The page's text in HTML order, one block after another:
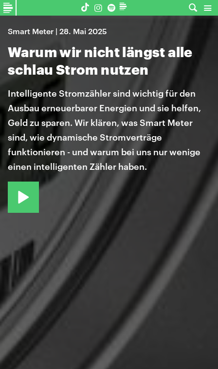
Smart Meter | 28. Mai 2025
Warum wir nicht längst alle
schlau Strom nutzen
Intelligente Stromzähler sind wichtig für den
Ausbau erneuerbarer Energien und sie helfen,
Geld zu sparen. Wir klären, was Smart Meter
sind, wie dynamische Stromverträge
funktionieren - und warum bei uns nur wenige
einen intelligenten Zähler haben.